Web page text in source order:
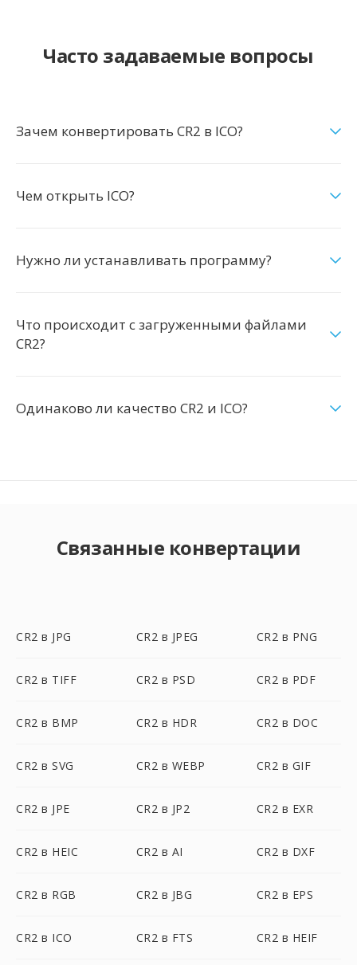
Часто задаваемые вопросы
Зачем конвертировать CR2 в ICO?
Чем открыть ICO?
Нужно ли устанавливать программу?
Что происходит с загруженными файлами
CR2?
Одинаково ли качество CR2 и ICO?
Связанные конвертации
CR2 в JPG CR2 в JPEG CR2 в PNG
CR2 в TIFF CR2 в PSD CR2 в PDF
CR2 в BMP CR2 в HDR CR2 в DOC
CR2 в SVG CR2 в WEBP CR2 в GIF
CR2 в JPE CR2 в JP2 CR2 в EXR
CR2 в HEIC CR2 в AI CR2 в DXF
CR2 в RGB CR2 в JBG CR2 в EPS
CR2 в ICO CR2 в FTS CR2 в HEIF